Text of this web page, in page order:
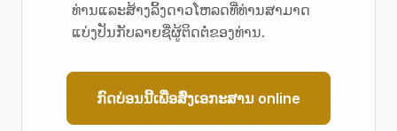
ທ່ານແລະສ້າງລິ້ງດາວໂຫລດທີ່ທ່ານສາມາດ
ແບ່ງປັນກັບລາຍຊື່ຜູ້ຕິດຕໍ່ຂອງທ່ານ.
ກົດບ່ອນນີ້ເພື່ອສົ່ງເອກະສານ online